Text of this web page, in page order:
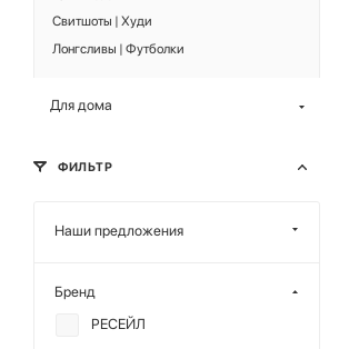
Свитшоты | Худи
Лонгсливы | Футболки
Для дома
ФИЛЬТР
Наши предложения
Бренд
РЕСЕЙЛ